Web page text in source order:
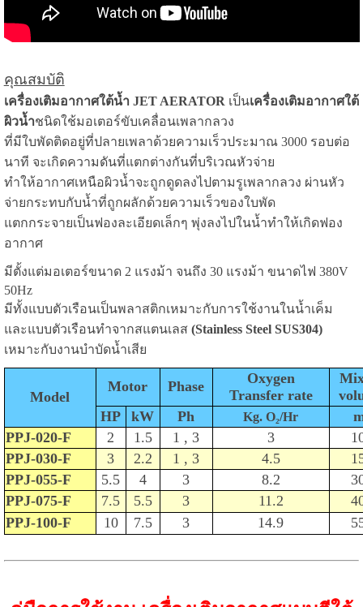
คุณสมบัติ
เครื่องเติมอากาศใต้น้ำ JET AERATOR เป็นเครื่องเติมอากาศใต้
ผิวน้ำชนิดใช้มอเตอร์ขับเคลื่อนเพลากลวง
ที่มีใบพัดติดอยู่ที่ปลายเพลาด้วยความเร็วประมาณ 3000 รอบต่อ
นาที จะเกิดความดันที่แตกต่างกันที่บริเวณหัวจ่าย
ทำให้อากาศเหนือผิวน้ำจะถูกดูดลงไปตามรูเพลากลวง ผ่านหัว
จ่ายกระทบกับน้ำที่ถูกผลักด้วยความเร็วของใบพัด
แตกกระจายเป็นฟองละเอียดเล็กๆ พุ่งลงไปในน้ำทำให้เกิดฟอง
อากาศ
มีตั้งแต่มอเตอร์ขนาด 2 แรงม้า จนถึง 30 แรงม้า ขนาดไฟ 380V
50Hz
มีทั้งแบบตัวเรือนเป็นพลาสติกเหมาะกับการใช้งานในน้ำเค็ม
และแบบตัวเรือนทำจากสแตนเลส (Stainless Steel SUS304)
เหมาะกับงานบำบัดน้ำเสีย
Model
Motor Phase
Oxygen
Transfer rate
HP
kW Ph Kg. O₂/Hr
PPJ-020-F
2 1.5 1 , 3 3
PPJ-030-F
3 2.2 1 , 3 4.5
PPJ-055-F
5.5 4 3 8.2
PPJ-075-F
7.5 5.5 3 11.2
PPJ-100-F
10 7.5 3 14.9